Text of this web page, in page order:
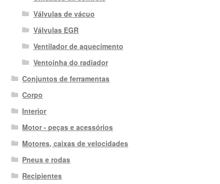
Válvulas de vácuo
Válvulas EGR
Ventilador de aquecimento
Ventoinha do radiador
Conjuntos de ferramentas
Corpo
Interior
Motor - peças e acessórios
Motores, caixas de velocidades
Pneus e rodas
Recipientes